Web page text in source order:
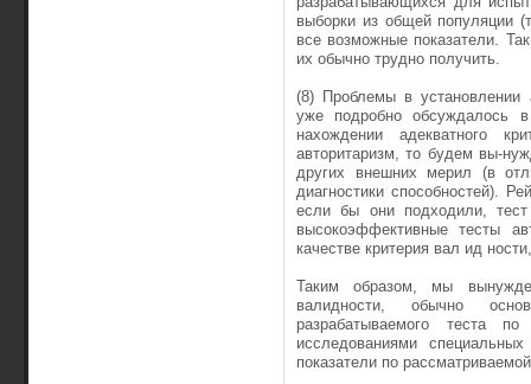
выборки из общей популяции
все возможные по­казатели.
их обычно трудно получить.
(8) Проблемы в установлении
уже подробно обсуждалось
нахождении адекватного
авторитаризм, то будем вы-
других внешних мерил (в
диагностики способностей).
если бы они подходили,
высокоэффективные тесты
качестве критерия вал ид
Таким образом, мы
валидности, обычно
разрабатываемого теста
исследованиями
показатели по